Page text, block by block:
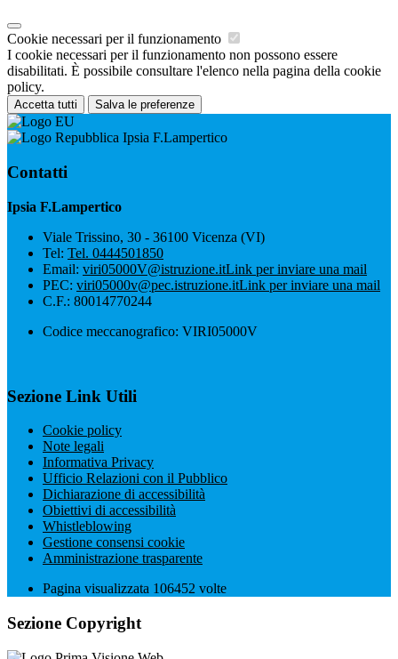
Cookie necessari per il funzionamento
I cookie necessari per il funzionamento non possono essere
disabilitati. È possibile consultare l'elenco nella pagina della cookie
policy.
Accetta tutti Salva le preferenze
Ipsia F.Lampertico
Contatti
Ipsia F.Lampertico
Viale Trissino, 30 - 36100 Vicenza (VI)
Tel: Tel. 0444501850
Email: viri05000V@istruzione.itLink per inviare una mail
PEC: viri05000v@pec.istruzione.itLink per inviare una mail
C.F.: 80014770244
Codice meccanografico: VIRI05000V
Sezione Link Utili
Cookie policy
Note legali
Informativa Privacy
Ufficio Relazioni con il Pubblico
Dichiarazione di accessibilità
Obiettivi di accessibilità
Whistleblowing
Gestione consensi cookie
Amministrazione trasparente
Pagina visualizzata 106452 volte
Sezione Copyright